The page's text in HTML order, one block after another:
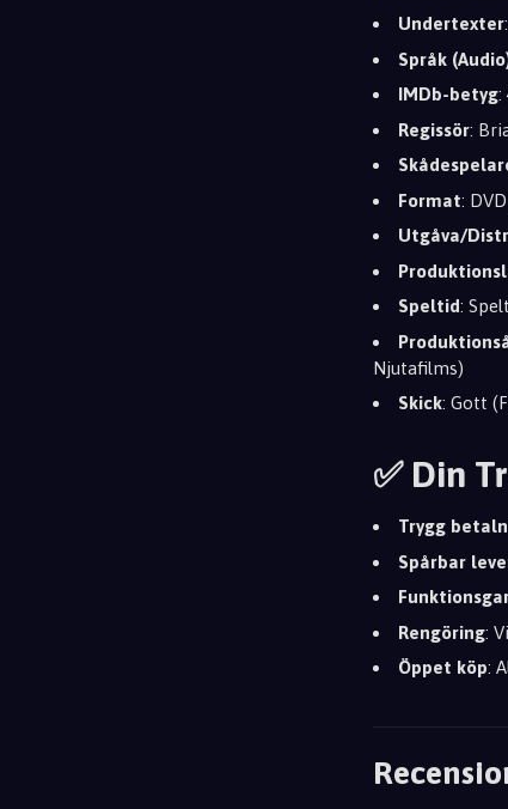
Undertexter
Språk
IMDb-betyg:
Regissör:
Format:
Utgåva/
Speltid:
Njutafilms)
Skick: Gott
✅ Din
Trygg
Spårbar
Rengöring:
Öppet köp: